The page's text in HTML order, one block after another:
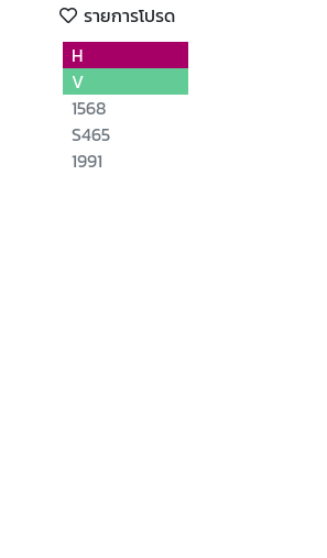
รายการโปรด
H
V
1568
S465
1991